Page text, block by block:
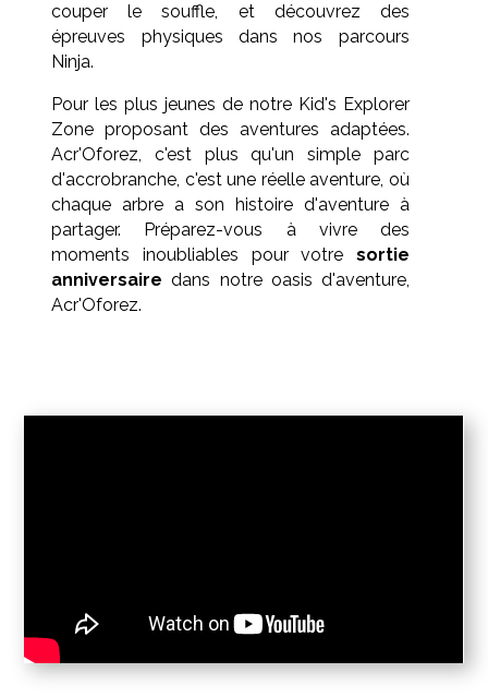
couper le souffle, et découvrez des
épreuves physiques dans nos parcours
Ninja.
Pour les plus jeunes de notre Kid's Explorer
Zone proposant des aventures adaptées.
Acr'Oforez, c'est plus qu'un simple parc
d'accrobranche, c'est une réelle aventure, où
chaque arbre a son histoire d'aventure à
partager. Préparez-vous à vivre des
moments inoubliables pour votre sortie
anniversaire dans notre oasis d'aventure,
Acr'Oforez.